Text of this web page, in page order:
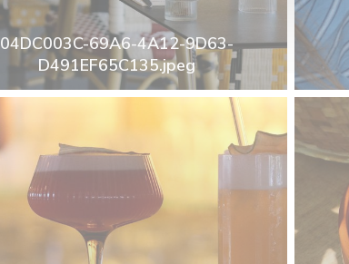
04DC003C-69A6-4A12-9D63-
D491EF65C135.jpeg